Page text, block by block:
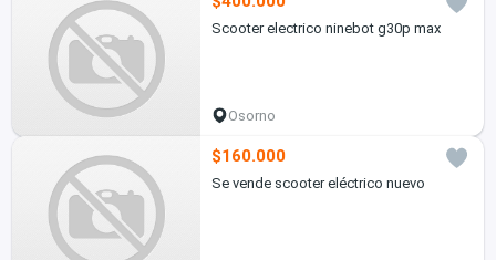
Scooter electrico ninebot g30p max
Osorno
$160.000
Se vende scooter eléctrico nuevo